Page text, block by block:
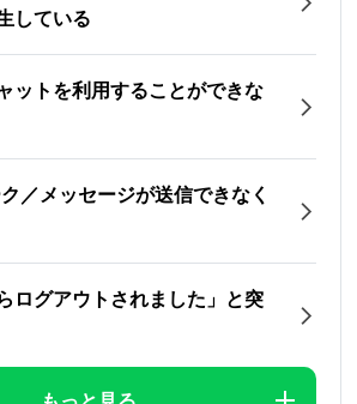
している
ットを利用することができな
／メッセージが送信できなく
ログアウトされました」と突